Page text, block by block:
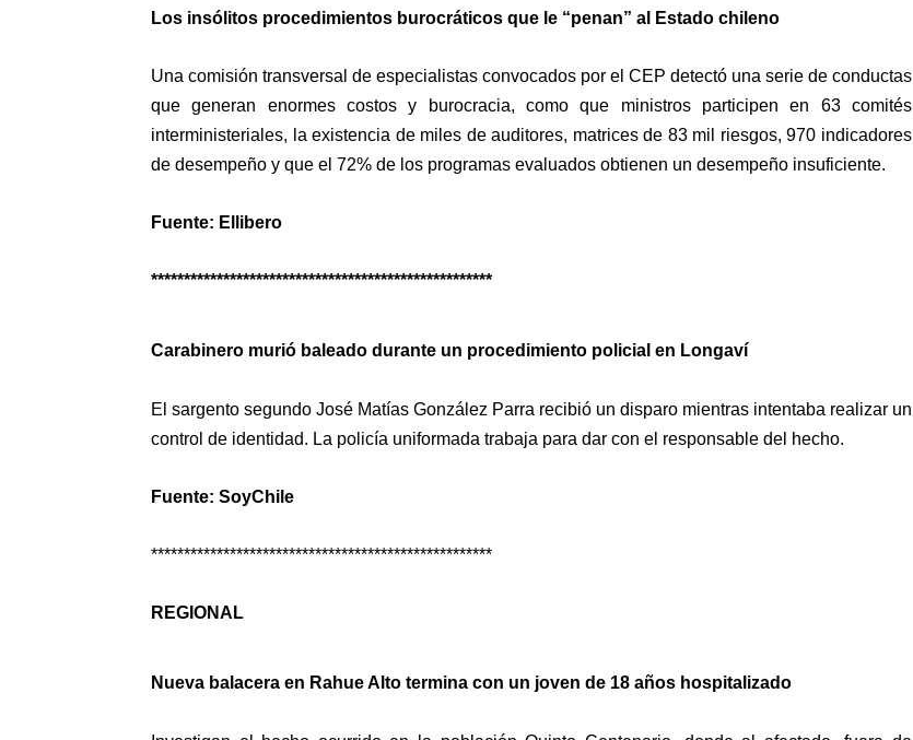
Los insólitos procedimientos burocráticos que le “penan” al Estado chileno
Una comisión transversal de especialistas convocados por el CEP detectó una serie de conductas
que generan enormes costos y burocracia, como que ministros participen en 63 comités
interministeriales, la existencia de miles de auditores, matrices de 83 mil riesgos, 970 indicadores
de desempeño y que el 72% de los programas evaluados obtienen un desempeño insuficiente.
Fuente: Ellibero
****************************************************
Carabinero murió baleado durante un procedimiento policial en Longaví
El sargento segundo José Matías González Parra recibió un disparo mientras intentaba realizar un
control de identidad. La policía uniformada trabaja para dar con el responsable del hecho.
Fuente: SoyChile
****************************************************
REGIONAL
Nueva balacera en Rahue Alto termina con un joven de 18 años hospitalizado